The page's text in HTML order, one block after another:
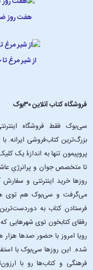
هفت روز
از شیر مرغ
فروشگاه کتاب آنلاین ۳۰بوک
سی‌بوک فقط فروشگاه
بزرگ‌ترین کتاب‌فروشی ایرانه.
تا متخصص جوان و پرانرژیِ
روزها خرید اینترنتی و سفارش
می‌گرفت و سی‌بوک هم توی
فرستادن کتاب به
رفقای کتابخون توی شهرهایی
رویا امروز با حضور صدها هزار
شده. این ‌روزها سی‌بوک با
فرهنگی و کتاب‌ها رو با